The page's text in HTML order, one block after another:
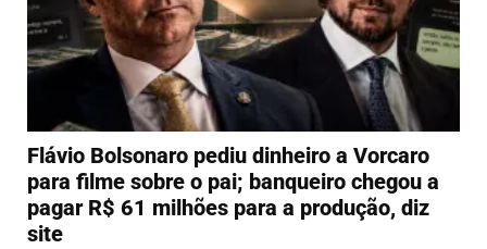
Flávio Bolsonaro pediu dinheiro a Vorcaro
para filme sobre o pai; banqueiro chegou a
pagar R$ 61 milhões para a produção, diz
site